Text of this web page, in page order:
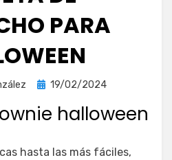
PARA
Publicada
19/02/2024
halloween
hasta las más fáciles,